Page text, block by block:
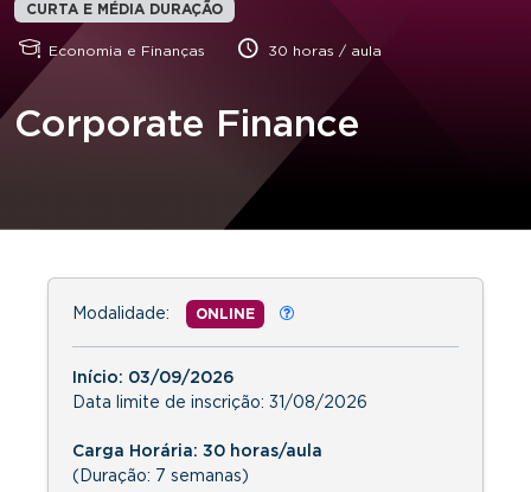
CURTA E MÉDIA DURAÇÃO
Economia e Finanças 30 horas / aula
Corporate Finance
Modalidade: ONLINE
Início: 03/09/2026
Data limite de inscrição: 31/08/2026
Carga Horária: 30 horas/aula
(Duração: 7 semanas)